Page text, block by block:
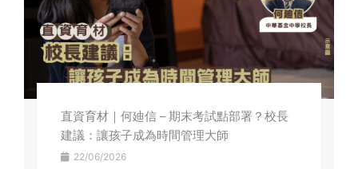
直資育材｜何廸信 – 期末考試點部署？校長
建議：讓孩子成為時間管理大師
22/06/2026